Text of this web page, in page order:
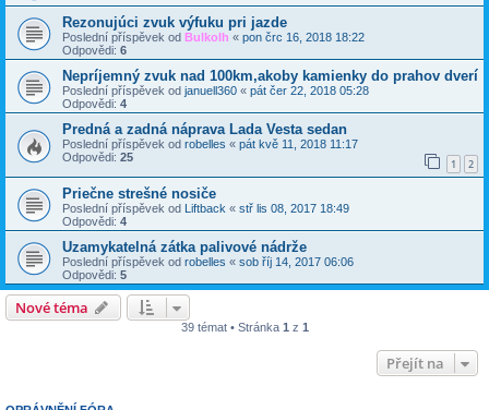
Rezonujúci zvuk výfuku pri jazde
Poslední příspěvek od Bulkolh « pon črc 16, 2018 18:22
Odpovědi: 6
Nepríjemný zvuk nad 100km,akoby kamienky do prahov dverí
Poslední příspěvek od januell360 « pát čer 22, 2018 05:28
Odpovědi: 4
Predná a zadná náprava Lada Vesta sedan
Poslední příspěvek od robelles « pát kvě 11, 2018 11:17
Odpovědi: 25 1 2
Priečne strešné nosiče
Poslední příspěvek od Liftback « stř lis 08, 2017 18:49
Odpovědi: 4
Uzamykatelná zátka palivové nádrže
Poslední příspěvek od robelles « sob říj 14, 2017 06:06
Odpovědi: 5
Nové téma
39 témat • Stránka 1 z 1
Přejít na